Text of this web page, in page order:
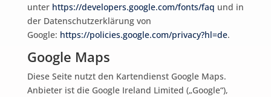
unter https://developers.google.com/fonts/faq und in
der Datenschutzerklärung von
Google: https://policies.google.com/privacy?hl=de.
Google Maps
Diese Seite nutzt den Kartendienst Google Maps.
Anbieter ist die Google Ireland Limited („Google“),